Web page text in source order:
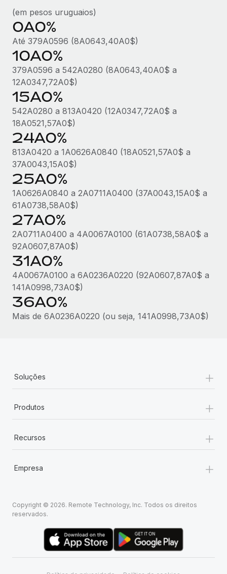
(em pesos uruguaios)
0A0%
Até 379A0596 (8A0643,40A0$)
10A0%
379A0596 a 542A0280 (8A0643,40A0$ a
12A0347,72A0$)
15A0%
542A0280 a 813A0420 (12A0347,72A0$ a
18A0521,57A0$)
24A0%
813A0420 a 1A0626A0840 (18A0521,57A0$ a
37A0043,15A0$)
25A0%
1A0626A0840 a 2A0711A0400 (37A0043,15A0$ a
61A0738,58A0$)
27A0%
2A0711A0400 a 4A0067A0100 (61A0738,58A0$ a
92A0607,87A0$)
31A0%
4A0067A0100 a 6A0236A0220 (92A0607,87A0$ a
141A0998,73A0$)
36A0%
Mais de 6A0236A0220 (ou seja, 141A0998,73A0$)
Soluções +
Produtos +
Recursos +
Empresa +
Copyright © 2026. Remote Technology, Inc. Todos os direitos
reservados.